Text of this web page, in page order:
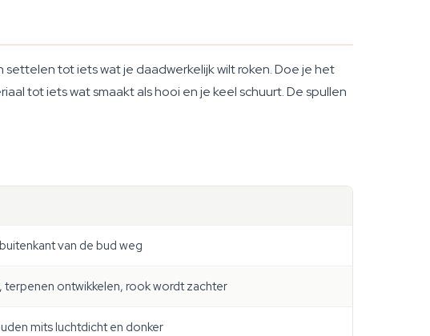
settelen tot iets wat je daadwerkelijk wilt roken. Doe je het
tot iets wat smaakt als hooi en je keel schuurt. De spullen
van de bud weg
terpenen ontwikkelen, rook wordt zachter
mits luchtdicht en donker